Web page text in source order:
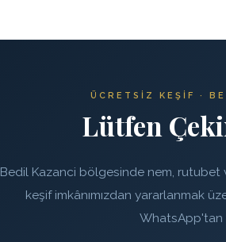
ÜCRETSIZ KEŞIF ·
Lütfen
Bedil Kazanci bölgesinde nem, rutubet
keşif imkânımızdan yararlanmak
WhatsApp'tan